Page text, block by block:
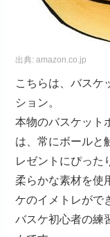
出典:amazon.co.jp
こちらは、バスケ
ション。
本物のバスケット
は、常にボールと
レゼントにぴった
柔らかな素材を使
ケのイメトレがで
バスケ初心者の練